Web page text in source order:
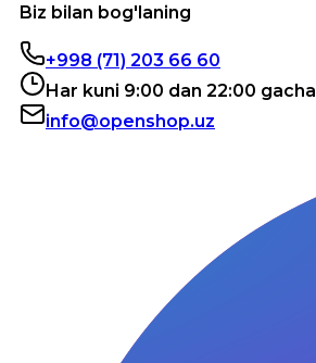
Biz bilan bog'laning
+998 (71) 203 66 60
Har kuni 9:00 dan 22:00 gacha
info@openshop.uz